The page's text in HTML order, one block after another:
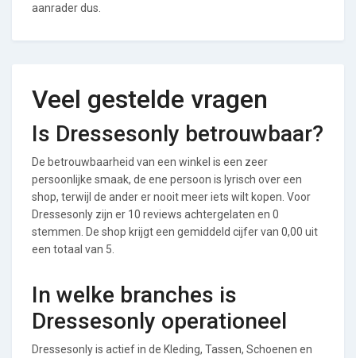
aanrader dus.
Veel gestelde vragen
Is Dressesonly betrouwbaar?
De betrouwbaarheid van een winkel is een zeer
persoonlijke smaak, de ene persoon is lyrisch over een
shop, terwijl de ander er nooit meer iets wilt kopen. Voor
Dressesonly zijn er 10 reviews achtergelaten en 0
stemmen. De shop krijgt een gemiddeld cijfer van 0,00 uit
een totaal van 5.
In welke branches is
Dressesonly operationeel
Dressesonly is actief in de Kleding, Tassen, Schoenen en